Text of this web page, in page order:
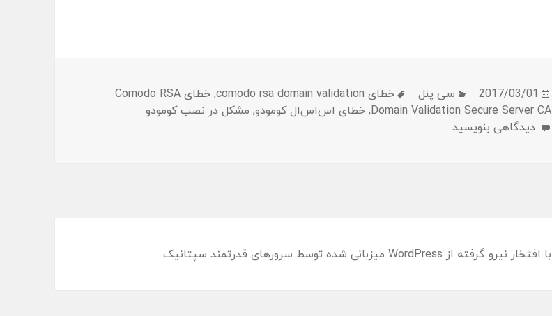
ارسال
شده
در
2017/03/01 دسته‌ها
سی پنل برچسب‌ها
خطای comodo rsa domain validation ,
خطای Comodo RSA
Domain Validation Secure Server CA
,خطای اس‌اس‌ال کومودو, مشکل در نصب کومودو
برای مشکل در نصب اس‌اس‌ال Comodo روی سی‌پنل
دیدگاهی بنویسید
با افتخار نیرو گرفته از WordPress میزبانی شده توسط سرورهای قدرتمند سپتانیک